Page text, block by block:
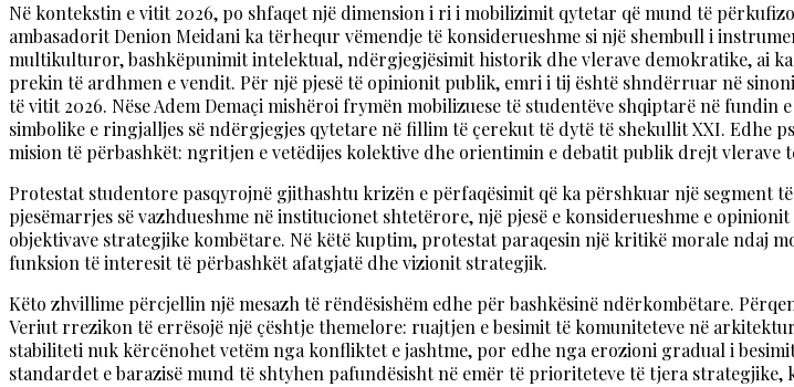
Në kontekstin e vitit 2026, po shfaqet një dimension i ri i mobilizimit qytetar që mund të
ambasadorit Denion Meidani ka tërhequr vëmendje të konsiderueshme si një shembull i
multikulturor, bashkëpunimit intelektual, ndërgjegjësimit historik dhe vlerave demokratike, ai
prekin të ardhmen e vendit. Për një pjesë të opinionit publik, emri i tij është shndërruar në
të vitit 2026. Nëse Adem Demaçi mishëroi frymën mobilizuese të studentëve shqiptarë në
simbolike e ringjalljes së ndërgjegjes qytetare në fillim të çerekut të dytë të shekullit XXI. Edhe
mision të përbashkët: ngritjen e vetëdijes kolektive dhe orientimin e debatit publik drejt vlerave
Protestat studentore pasqyrojnë gjithashtu krizën e përfaqësimit që ka përshkuar një segment
pjesëmarrjes së vazhdueshme në institucionet shtetërore, një pjesë e konsiderueshme e
objektivave strategjike kombëtare. Në këtë kuptim, protestat paraqesin një kritikë morale
funksion të interesit të përbashkët afatgjatë dhe vizionit strategjik.
Këto zhvillime përcjellin një mesazh të rëndësishëm edhe për bashkësinë ndërkombëtare.
Veriut rrezikon të errësojë një çështje themelore: ruajtjen e besimit të komuniteteve në
stabiliteti nuk kërcënohet vetëm nga konfliktet e jashtme, por edhe nga erozioni gradual i
standardet e barazisë mund të shtyhen pafundësisht në emër të prioriteteve të tjera